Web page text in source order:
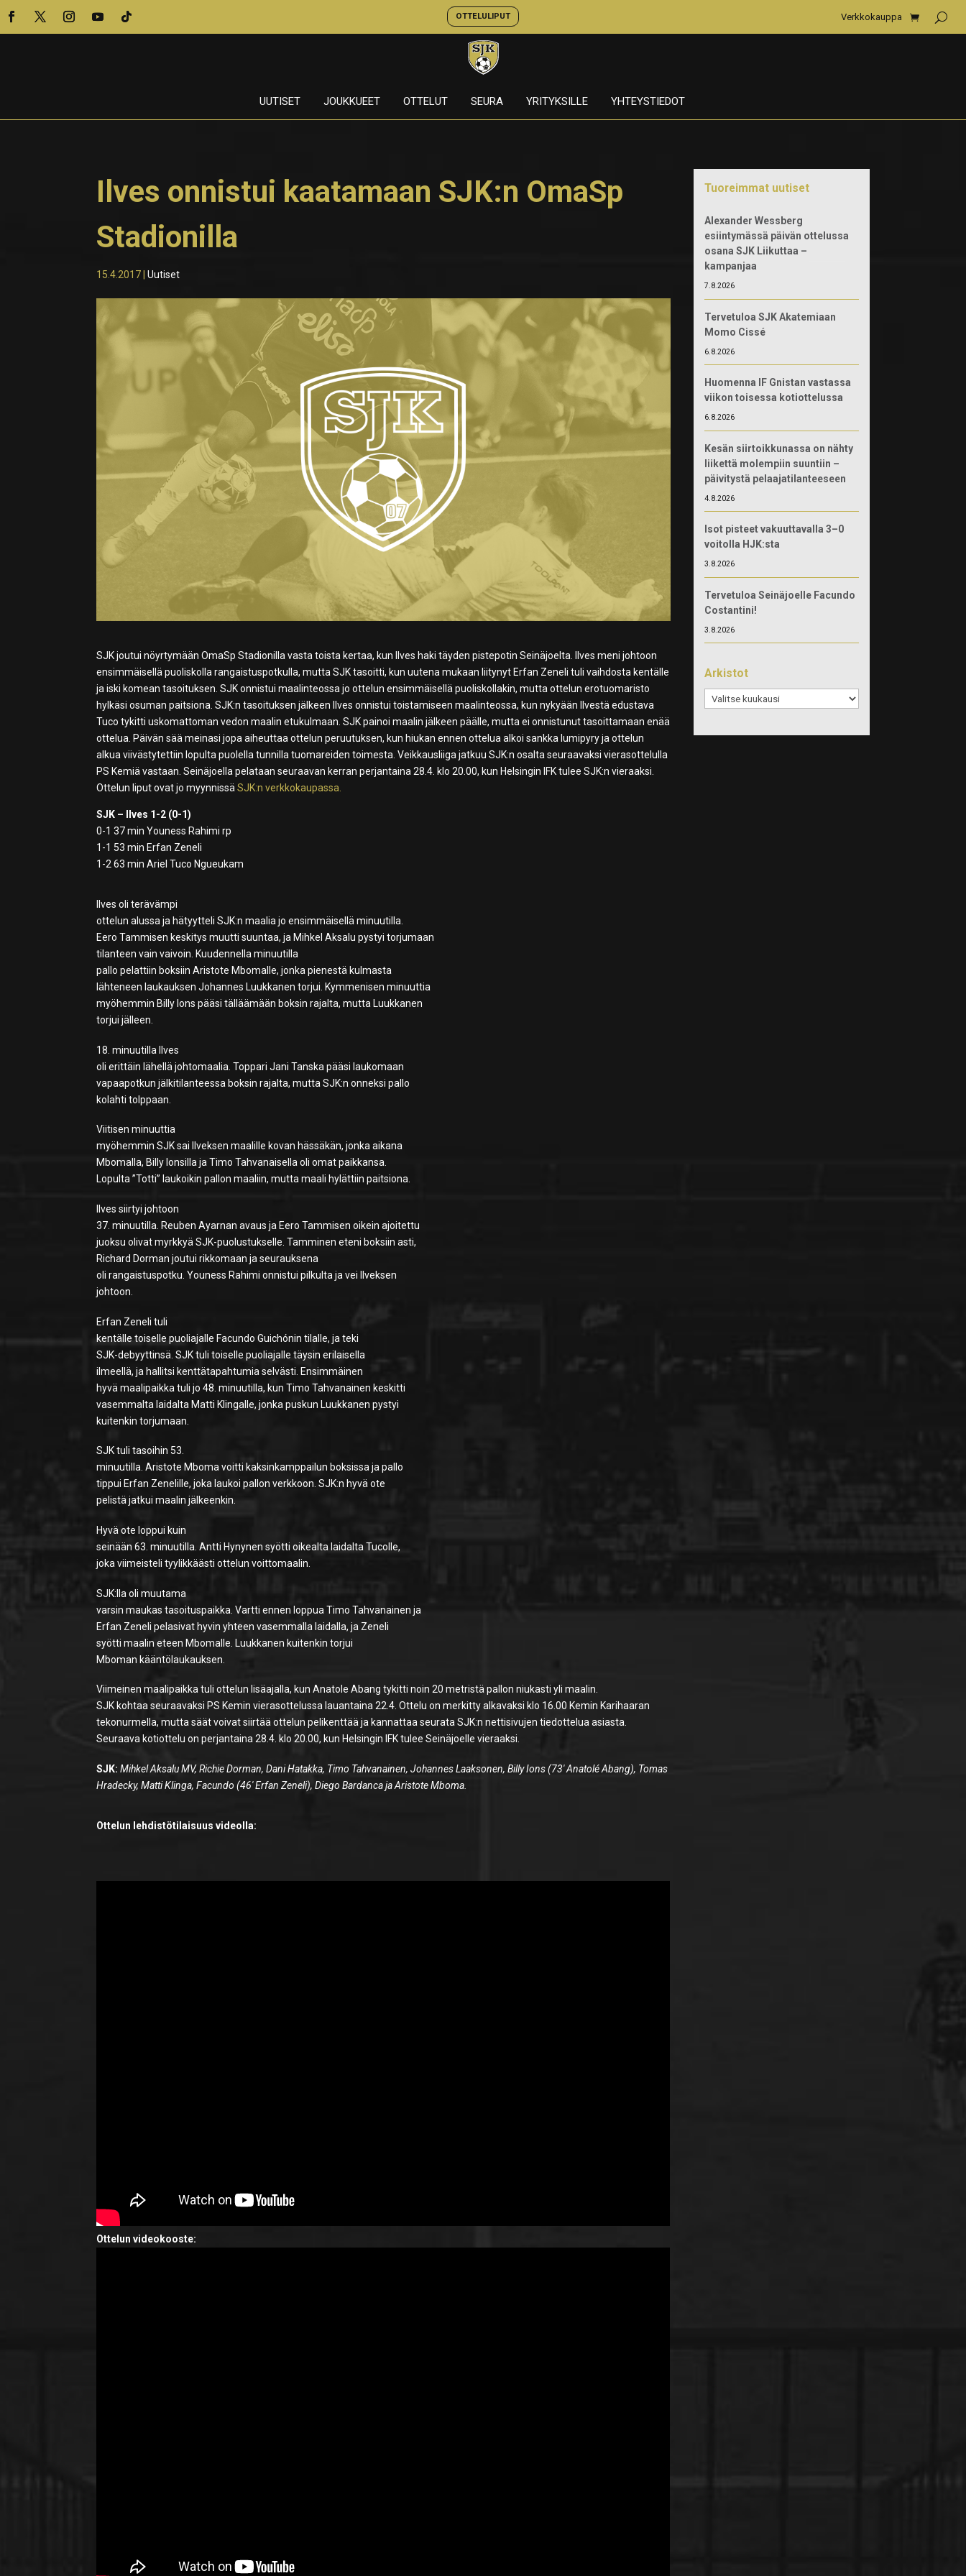
OTTELULIPUT Verkkokauppa
UUTISET JOUKKUEET OTTELUT SEURA YRITYKSILLE YHTEYSTIEDOT
Ilves onnistui kaatamaan SJK:n OmaSp
Stadionilla
15.4.2017 |Uutiset
SJK joutui nöyrtymään OmaSp Stadionilla vasta toista kertaa, kun Ilves haki täyden pistepotin Seinäjoelta. Ilves meni johtoon
ensimmäisellä puoliskolla rangaistuspotkulla, mutta SJK tasoitti, kun uutena mukaan liitynyt Erfan Zeneli tuli vaihdosta kentälle
ja iski komean tasoituksen. SJK onnistui maalinteossa jo ottelun ensimmäisellä puoliskollakin, mutta ottelun erotuomaristo
hylkäsi osuman paitsiona. SJK:n tasoituksen jälkeen Ilves onnistui toistamiseen maalinteossa, kun nykyään Ilvestä edustava
Tuco tykitti uskomattoman vedon maalin etukulmaan. SJK painoi maalin jälkeen päälle, mutta ei onnistunut tasoittamaan enää
ottelua. Päivän sää meinasi jopa aiheuttaa ottelun peruutuksen, kun hiukan ennen ottelua alkoi sankka lumipyry ja ottelun
alkua viivästytettiin lopulta puolella tunnilla tuomareiden toimesta. Veikkausliiga jatkuu SJK:n osalta seuraavaksi vierasottelulla
PS Kemiä vastaan. Seinäjoella pelataan seuraavan kerran perjantaina 28.4. klo 20.00, kun Helsingin IFK tulee SJK:n vieraaksi.
Ottelun liput ovat jo myynnissäSJK:n verkkokaupassa.
SJK – Ilves 1-2 (0-1)
0-1 37 min Youness Rahimi rp
1-1 53 min Erfan Zeneli
1-2 63 min Ariel Tuco Ngueukam
Ilves oli terävämpi
ottelun alussa ja hätyytteli SJK:n maalia jo ensimmäisellä minuutilla.
Eero Tammisen keskitys muutti suuntaa, ja Mihkel Aksalu pystyi torjumaan
tilanteen vain vaivoin. Kuudennella minuutilla
pallo pelattiin boksiin Aristote Mbomalle, jonka pienestä kulmasta
lähteneen laukauksen Johannes Luukkanen torjui. Kymmenisen minuuttia
myöhemmin Billy Ions pääsi tälläämään boksin rajalta, mutta Luukkanen
torjui jälleen.
18. minuutilla Ilves
oli erittäin lähellä johtomaalia. Toppari Jani Tanska pääsi laukomaan
vapaapotkun jälkitilanteessa boksin rajalta, mutta SJK:n onneksi pallo
kolahti tolppaan.
Viitisen minuuttia
myöhemmin SJK sai Ilveksen maalille kovan hässäkän, jonka aikana
Mbomalla, Billy Ionsilla ja Timo Tahvanaisella oli omat paikkansa.
Lopulta ”Totti” laukoikin pallon maaliin, mutta maali hylättiin paitsiona.
Ilves siirtyi johtoon
37. minuutilla. Reuben Ayarnan avaus ja Eero Tammisen oikein ajoitettu
juoksu olivat myrkkyä SJK-puolustukselle. Tamminen eteni boksiin asti,
Richard Dorman joutui rikkomaan ja seurauksena
oli rangaistuspotku. Youness Rahimi onnistui pilkulta ja vei Ilveksen
johtoon.
Erfan Zeneli tuli
kentälle toiselle puoliajalle Facundo Guichónin tilalle, ja teki
SJK-debyyttinsä. SJK tuli toiselle puoliajalle täysin erilaisella
ilmeellä, ja hallitsi kenttätapahtumia selvästi. Ensimmäinen
hyvä maalipaikka tuli jo 48. minuutilla, kun Timo Tahvanainen keskitti
vasemmalta laidalta Matti Klingalle, jonka puskun Luukkanen pystyi
kuitenkin torjumaan.
SJK tuli tasoihin 53.
minuutilla. Aristote Mboma voitti kaksinkamppailun boksissa ja pallo
tippui Erfan Zenelille, joka laukoi pallon verkkoon. SJK:n hyvä ote
pelistä jatkui maalin jälkeenkin.
Hyvä ote loppui kuin
seinään 63. minuutilla. Antti Hynynen syötti oikealta laidalta Tucolle,
joka viimeisteli tyylikkäästi ottelun voittomaalin.
SJK:lla oli muutama
varsin maukas tasoituspaikka. Vartti ennen loppua Timo Tahvanainen ja
Erfan Zeneli pelasivat hyvin yhteen vasemmalla laidalla, ja Zeneli
syötti maalin eteen Mbomalle. Luukkanen kuitenkin torjui
Mboman kääntölaukauksen.
Viimeinen maalipaikka tuli ottelun lisäajalla, kun Anatole Abang tykitti noin 20 metristä pallon niukasti yli maalin.
SJK kohtaa seuraavaksi PS Kemin vierasottelussa lauantaina 22.4. Ottelu on merkitty alkavaksi klo 16.00 Kemin Karihaaran
tekonurmella, mutta säät voivat siirtää ottelun pelikenttää ja kannattaa seurata SJK:n nettisivujen tiedottelua asiasta.
Seuraava kotiottelu on perjantaina 28.4. klo 20.00, kun Helsingin IFK tulee Seinäjoelle vieraaksi.
SJK: Mihkel Aksalu MV, Richie Dorman, Dani Hatakka, Timo Tahvanainen, Johannes Laaksonen, Billy Ions (73′ Anatolé Abang), Tomas
Hradecky, Matti Klinga, Facundo (46′ Erfan Zeneli), Diego Bardanca ja Aristote Mboma.
Ottelun lehdistötilaisuus videolla:
Ottelun videokooste:
Tuoreimmat uutiset
Alexander Wessberg
esiintymässä päivän ottelussa
osana SJK Liikuttaa –
kampanjaa
7.8.2026
Tervetuloa SJK Akatemiaan
Momo Cissé
6.8.2026
Huomenna IF Gnistan vastassa
viikon toisessa kotiottelussa
6.8.2026
Kesän siirtoikkunassa on nähty
liikettä molempiin suuntiin –
päivitystä pelaajatilanteeseen
4.8.2026
Isot pisteet vakuuttavalla 3–0
voitolla HJK:sta
3.8.2026
Tervetuloa Seinäjoelle Facundo
Costantini!
3.8.2026
Arkistot
Arkistot